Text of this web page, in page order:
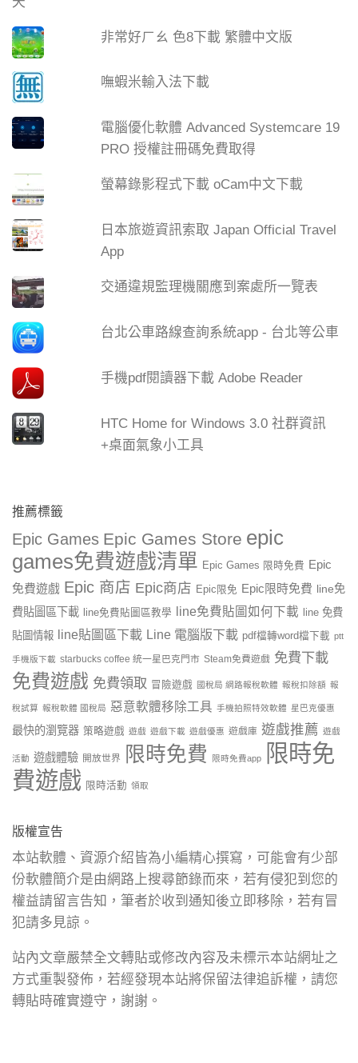
非常好ㄏㄠ 色8下載 繁體中文版
嘸蝦米輸入法下載
電腦優化軟體 Advanced Systemcare 19
PRO 授權註冊碼免費取得
螢幕錄影程式下載 oCam中文下載
日本旅遊資訊索取 Japan Official Travel
App
交通違規監理機關應到案處所一覽表
台北公車路線查詢系統app - 台北等公車
手機pdf閱讀器下載 Adobe Reader
HTC Home for Windows 3.0 社群資訊
+桌面氣象小工具
推薦標籤
Epic Games Epic Games Store epic
games免費遊戲清單 Epic Games 限時免費 Epic
免費遊戲 Epic 商店 Epic商店 Epic限免 Epic限時免費 line免
費貼圖區下載
line免費貼圖區教學 line免費貼圖如何下載
line 免費
貼圖情報
line貼圖區下載 Line 電腦版下載 pdf檔轉word檔下載 ptt
手機版下載 starbucks coffee 統一星巴克門市 Steam免費遊戲 免費下載
免費遊戲 免費領取 冒險遊戲 國稅局 網路報稅軟體 報稅扣除額 報
稅試算 報稅軟體 國稅局 惡意軟體移除工具 手機拍照特效軟體 星巴克優惠
最快的瀏覽器 策略遊戲 遊戲 遊戲下載 遊戲優惠 遊戲庫 遊戲推薦 遊戲
活動 遊戲體驗 開放世界 限時免費 限時免費app
限時免
費遊戲 限時活動 領取
版權宣告
本站軟體、資源介紹皆為小編精心撰寫，可能會有少部
份軟體簡介是由網路上搜尋節錄而來，若有侵犯到您的
權益請留言告知，筆者於收到通知後立即移除，若有冒
犯請多見諒。
站內文章嚴禁全文轉貼或修改內容及未標示本站網址之
方式重製發佈，若經發現本站將保留法律追訴權，請您
轉貼時確實遵守，謝謝。